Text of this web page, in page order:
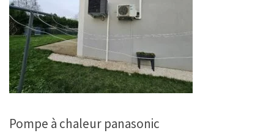
Pompe à chaleur panasonic